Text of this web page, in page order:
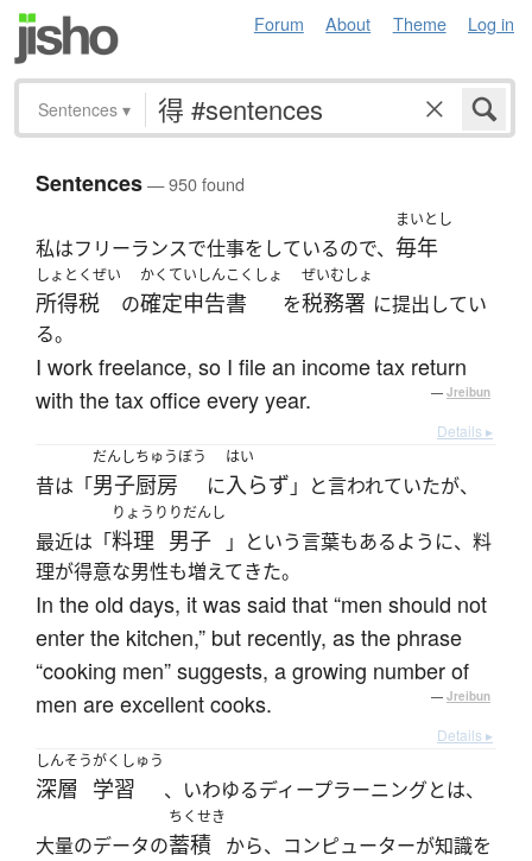
Forum About Theme Log in
Sentences ▾
Sentences— 950 found
私はフリーランスで仕事をしているので、
まいとし
毎年
しょとくぜい
所得税 の
かくていしんこくしょ
確定申告書 を
ぜいむしょ
税務署 に提出してい
る。
I work freelance, so I file an income tax return
with the tax office every year.
— Jreibun
Details ▸
昔は「
だんし
男子
ちゅうぼう
厨房 に
はい
入らず 」と言われていたが、
最近は「
りょうり
料理
りだんし
男子
」という言葉もあるように、料
理が得意な男性も増えてきた。
In the old days, it was said that “men should not
enter the kitchen,” but recently, as the phrase
“cooking men” suggests, a growing number of
men are excellent cooks.
— Jreibun
Details ▸
しんそう
深層
がくしゅう
学習 、いわゆるディープラーニングとは、
大量のデータの
ちくせき
蓄積 から、コンピューターが知識を